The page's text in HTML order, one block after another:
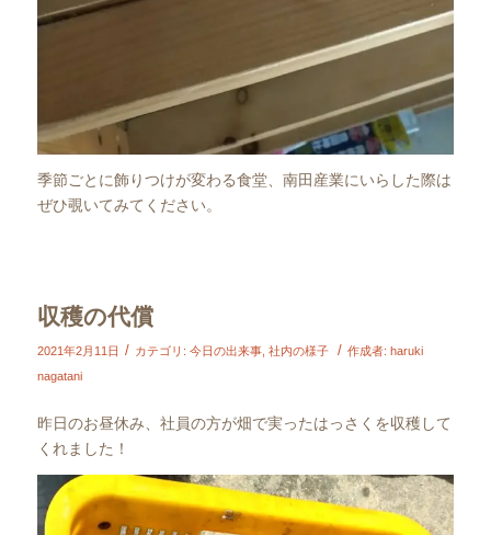
季節ごとに飾りつけが変わる食堂、南田産業にいらした際は
ぜひ覗いてみてください。
収穫の代償
2021年2月11日 / カテゴリ: 今日の出来事, 社内の様子 / 作成者: haruki
nagatani
昨日のお昼休み、社員の方が畑で実ったはっさくを収穫して
くれました！